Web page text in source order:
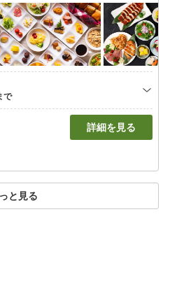
詳細を見る
と見る